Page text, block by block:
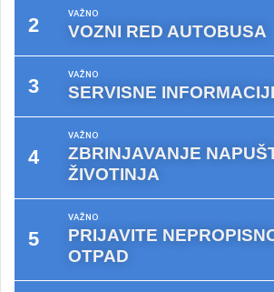
VAŽNO
VOZNI RED AUTOBUSA
VAŽNO
SERVISNE
VAŽNO
ZBRINJAVANJE
ŽIVOTINJA
VAŽNO
PRIJAVITE
OTPAD